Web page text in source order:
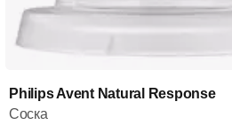
Philips Avent Natural Response
Соска